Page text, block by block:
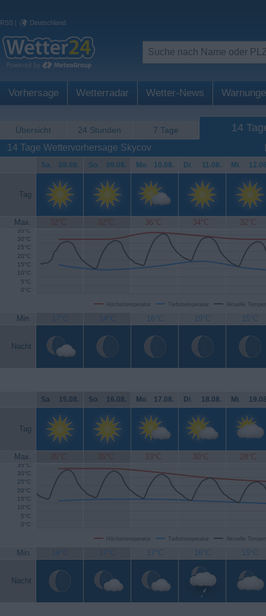
RSS | Deutschland
Vorhersage Wetterradar Wetter-News
Übersicht 24 Stunden 7 Tage 14
14 Tage Wettervorhersage Skycov
Sa. 08.08. So. 09.08. Mo. 10.08. Di. 11.08. Mi.
Tag
Max. 32°C 32°C 36°C 34°C 32°C
Höchsttemperatur Tiefsttemperatur Aktuelle
0°C
5°C
10°C
15°C
20°C
25°C
30°C
35°C
Min. 17°C 14°C 16°C 19°C 15°C
Nacht
Sa. 15.08. So. 16.08. Mo. 17.08. Di. 18.08. Mi.
Tag
Max. 35°C 35°C 33°C 30°C 28°C
Höchsttemperatur Tiefsttemperatur Aktuelle
0°C
5°C
10°C
15°C
20°C
25°C
30°C
35°C
Min. 16°C 17°C 17°C 16°C 15°C
Nacht